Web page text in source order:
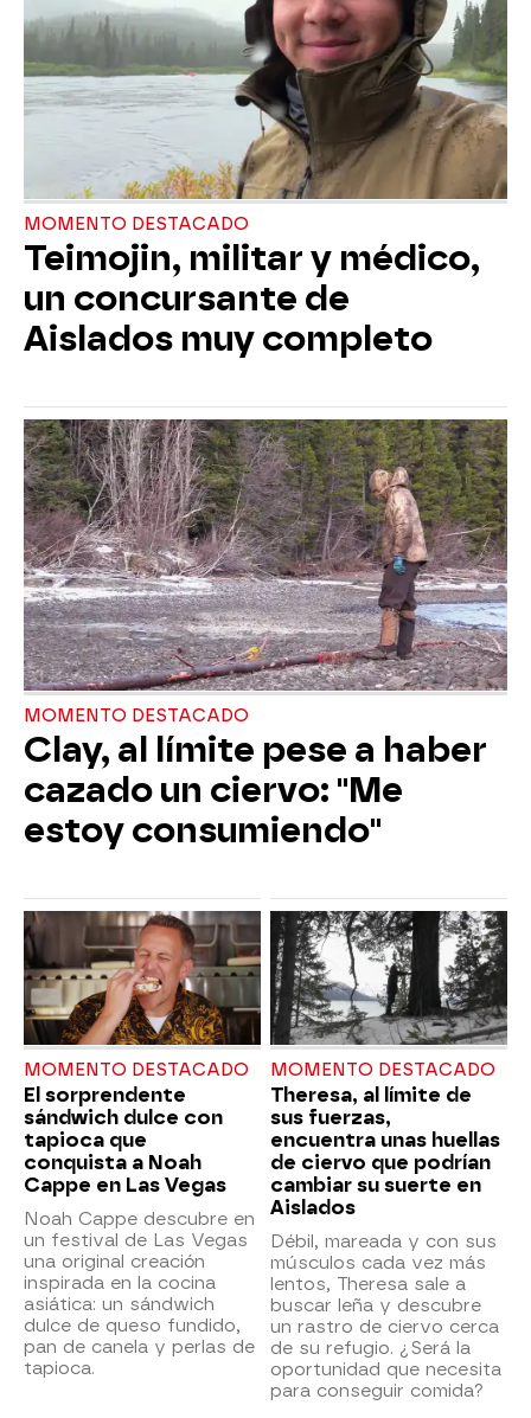
MOMENTO DESTACADO
Teimojin, militar y médico,
un concursante de
Aislados muy completo
MOMENTO DESTACADO
Clay, al límite pese a haber
cazado un ciervo: "Me
estoy consumiendo"
MOMENTO DESTACADO
El sorprendente
sándwich dulce con
tapioca que
conquista a Noah
Cappe en Las Vegas
Noah Cappe descubre en
un festival de Las Vegas
una original creación
inspirada en la cocina
asiática: un sándwich
dulce de queso fundido,
pan de canela y perlas de
tapioca.
MOMENTO DESTACADO
Theresa, al límite de
sus fuerzas,
encuentra unas huellas
de ciervo que podrían
cambiar su suerte en
Aislados
Débil, mareada y con sus
músculos cada vez más
lentos, Theresa sale a
buscar leña y descubre
un rastro de ciervo cerca
de su refugio. ¿Será la
oportunidad que necesita
para conseguir comida?